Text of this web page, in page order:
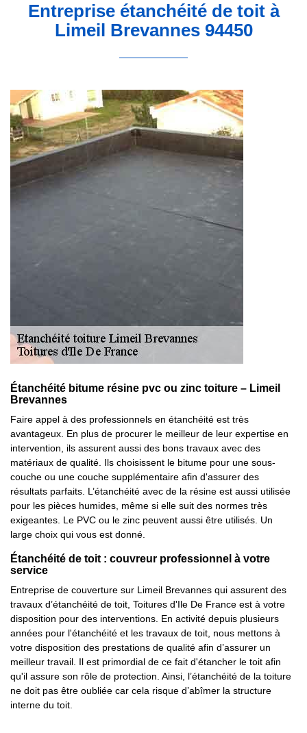
Entreprise étanchéité de toit à
Limeil Brevannes 94450
Étanchéité bitume résine pvc ou zinc toiture – Limeil
Brevannes
Faire appel à des professionnels en étanchéité est très
avantageux. En plus de procurer le meilleur de leur expertise en
intervention, ils assurent aussi des bons travaux avec des
matériaux de qualité. Ils choisissent le bitume pour une sous-
couche ou une couche supplémentaire afin d'assurer des
résultats parfaits. L’étanchéité avec de la résine est aussi utilisée
pour les pièces humides, même si elle suit des normes très
exigeantes. Le PVC ou le zinc peuvent aussi être utilisés. Un
large choix qui vous est donné.
Étanchéité de toit : couvreur professionnel à votre
service
Entreprise de couverture sur Limeil Brevannes qui assurent des
travaux d’étanchéité de toit, Toitures d'Ile De France est à votre
disposition pour des interventions. En activité depuis plusieurs
années pour l'étanchéité et les travaux de toit, nous mettons à
votre disposition des prestations de qualité afin d’assurer un
meilleur travail. Il est primordial de ce fait d'étancher le toit afin
qu'il assure son rôle de protection. Ainsi, l’étanchéité de la toiture
ne doit pas être oubliée car cela risque d’abîmer la structure
interne du toit.